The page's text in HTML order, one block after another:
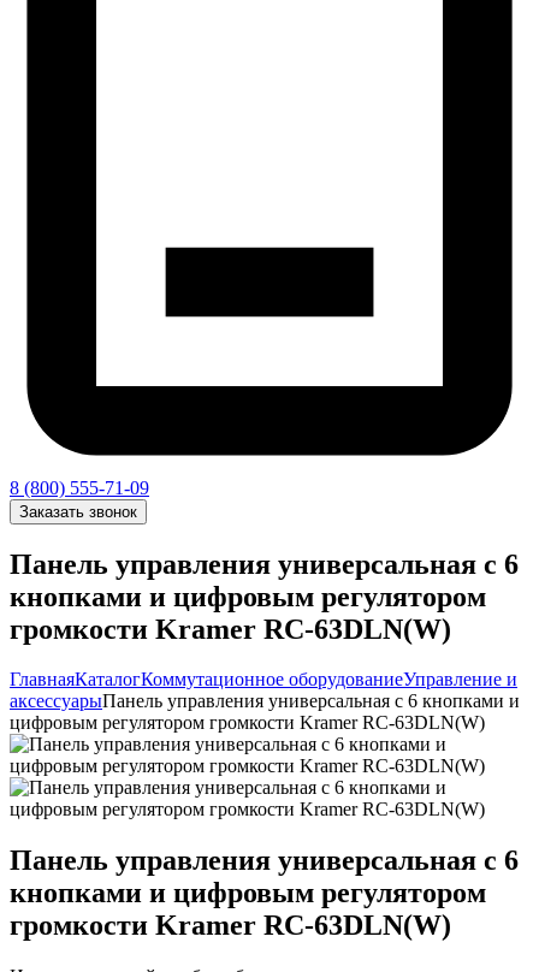
8 (800) 555-71-09
Заказать звонок
Панель управления универсальная с 6
кнопками и цифровым регулятором
громкости Kramer RC-63DLN(W)
ГлавнаяКаталогКоммутационное оборудованиеУправление и
аксессуарыПанель управления универсальная с 6 кнопками и
цифровым регулятором громкости Kramer RC-63DLN(W)
Панель управления универсальная с 6
кнопками и цифровым регулятором
громкости Kramer RC-63DLN(W)